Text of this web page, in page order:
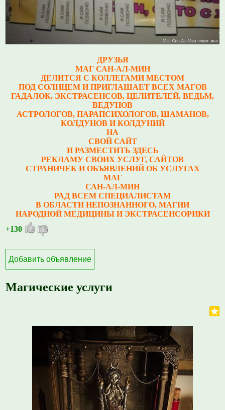
ДРУЗЬЯ
МАГ САН-АЛ-МИН
ДЕЛИТСЯ С КОЛЛЕГАМИ МЕСТОМ
ПОД СОЛНЦЕМ И ПРИГЛАШАЕТ ВСЕХ МАГОВ
ГАДАЛОК, ЭКСТРАСЕНСОВ, ЦЕЛИТЕЛЕЙ, ВЕДЬМ,
ВЕДУНОВ
АСТРОЛОГОВ, ПАРАПСИХОЛОГОВ, ШАМАНОВ,
КОЛДУНОВ И КОЛДУНИЙ
НА
СВОЙ САЙТ
И РАЗМЕСТИТЬ ЗДЕСЬ
РЕКЛАМУ СВОИХ УСЛУГ, САЙТОВ
СТРАНИЧЕК И ОБЪЯВЛЕНИЙ ОБ УСЛУГАХ
МАГ
САН-АЛ-МИН
РАД ВСЕМ СПЕЦИАЛИСТАМ
В ОБЛАСТИ НЕПОЗНАННОГО, МАГИИ
НАРОДНОЙ МЕДИЦИНЫ И ЭКСТРАСЕНСОРИКИ
+130
Добавить объявление
Магические услуги